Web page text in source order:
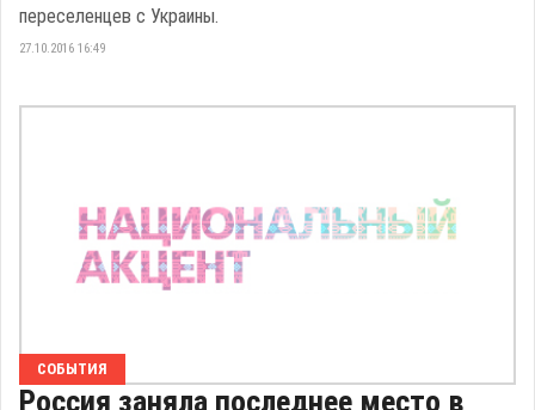
переселенцев с Украины.
27.10.2016 16:49
СОБЫТИЯ
Россия заняла последнее место в